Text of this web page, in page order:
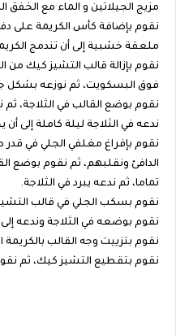
مزيج الجيلاتين و الماء مع
نقوم بإضافة كأس الكريمة على
ملعقة خشبية إلى أن تندمج
نقوم بإزالة قالب التشيز كيك من
فوق البسكويت، ثم نوزعه بشكل
نقوم بوضع القالب في الثلاجة،
ندعه في الثلاجة ليلة كاملة إلى أن
نقوم بإفراغ مغلفي الجلي في
الدافئ ونقلبهم، ثم نقوم بوضع
تماما، ثم ندعه يبرد في الثلاجة.
نقوم بسكب الجلي في قالب
نقوم بوضعه في الثلاجة وندعه
نقوم بتزييت وجه القالب
نقوم بتقطيع التشيز كيك، ثم